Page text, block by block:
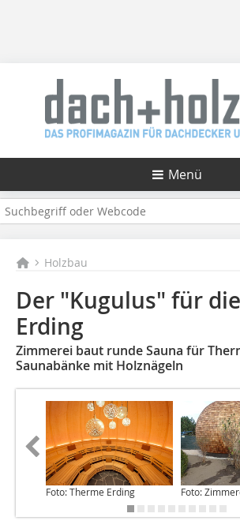
Menü
Holzbau
Der "Kugulus" für
Erding
Zimmerei baut runde Sauna für
Saunabänke mit Holznägeln
Foto: Therme Erding Foto: